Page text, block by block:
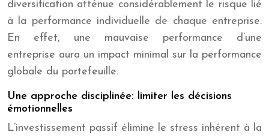
diversification atténue considérablement le risque lié
à la performance individuelle de chaque entreprise.
En effet, une mauvaise performance d’une
entreprise aura un impact minimal sur la performance
globale du portefeuille.
Une approche disciplinée: limiter les décisions
émotionnelles
L’investissement passif élimine le stress inhérent à la